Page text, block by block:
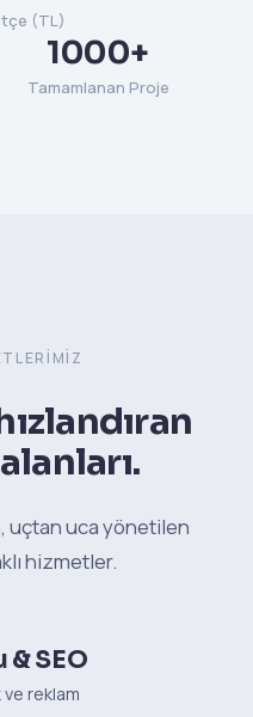
(TL)
1000+
Tamamlanan Proje
alanları.
uçtan uca yönetilen
hizmetler.
SEO
reklam